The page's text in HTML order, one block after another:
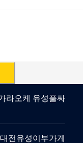
라오케 유성풀싸
전유성이부가게